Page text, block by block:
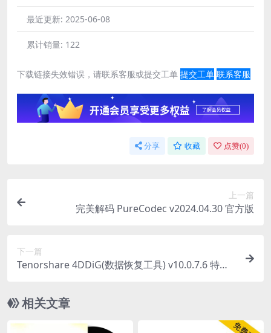
最近更新: 2025-06-08
累计销量: 122
下载链接失效错误，请联系客服或提交工单 提交工单 联系客服
分享 收藏 点赞(0)
上一篇
完美解码 PureCodec v2024.04.30 官方版
下一篇
Tenorshare 4DDiG(数据恢复工具) v10.0.7.6 特别
相关文章